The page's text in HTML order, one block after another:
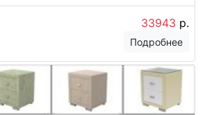
33943 р.
Подробнее